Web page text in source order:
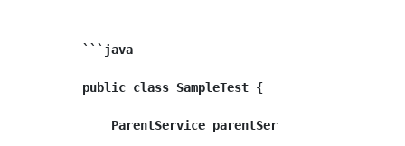
```java
public class SampleTest {
ParentService parentService = new